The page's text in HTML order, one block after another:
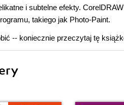
i subtelne efekty.
takiego jak Photo-Paint.
-- koniecznie przeczytaj tę